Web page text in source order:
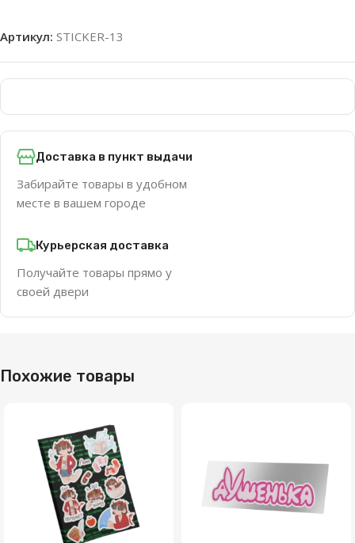
Артикул: STICKER-13
Доставка в пункт выдачи
Забирайте товары в удобном
месте в вашем городе
Курьерская доставка
Получайте товары прямо у
своей двери
Похожие товары